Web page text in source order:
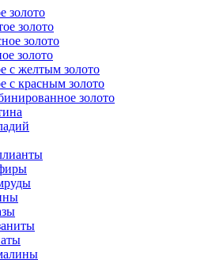
золото
золото
золото
золото
с желтым золото
с красным золото
золото